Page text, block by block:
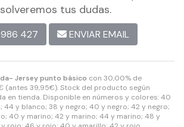
Jersey punto básico con 30,00% de
(antes 39,95€). Stock del producto según
en tienda. Disponible en números y colores: 40
44 y blanco; 38 y negro; 40 y negro; 42 y negro;
40 y marino; 42 y marino; 44 y marino; 48 y
tus dudas.
986 427 ENVIAR EMAIL